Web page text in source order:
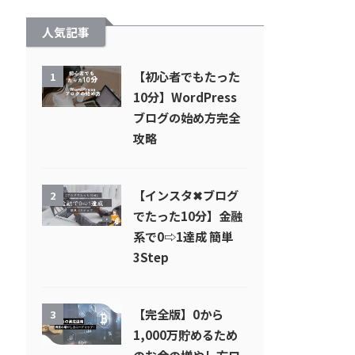
人気記事
1
【初心者でもたった
10分】WordPress
ブログの始め方完全
攻略
2
【インスタ✖︎ブログ
でたった10分】金融
系で0⇨1達成 簡単
3Step
3
【完全版】0から
1,000万貯めるため